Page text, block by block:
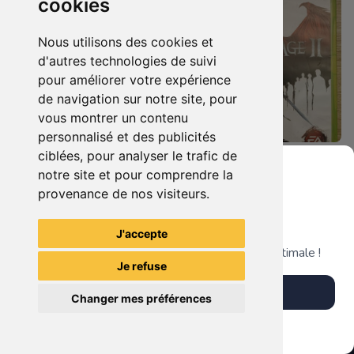
cookies
Nous utilisons des cookies et
d'autres technologies de suivi
pour améliorer votre expérience
de navigation sur notre site, pour
vous montrer un contenu
personnalisé et des publicités
ciblées, pour analyser le trafic de
notre site et pour comprendre la
provenance de nos visiteurs.
J'accepte
Je refuse
Changer mes préférences
12.90 € 0
Harry Potter Et Les Reliques De La Mort - 1ère Partie Xbox 360
5.90 €
Dragon Age Ii Xbox 360
TheGamingR83
Grenier du Geek
Télécharge notre app pour une expérience optimale !
Télécharger l'app